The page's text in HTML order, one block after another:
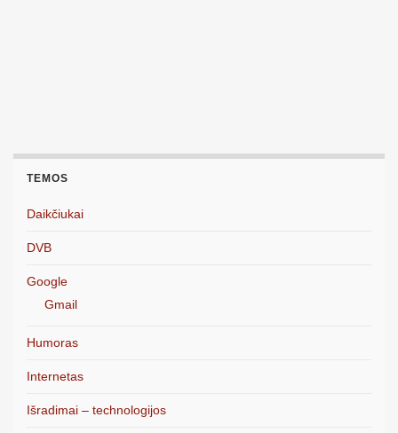
TEMOS
Daikčiukai
DVB
Google
Gmail
Humoras
Internetas
Išradimai – technologijos